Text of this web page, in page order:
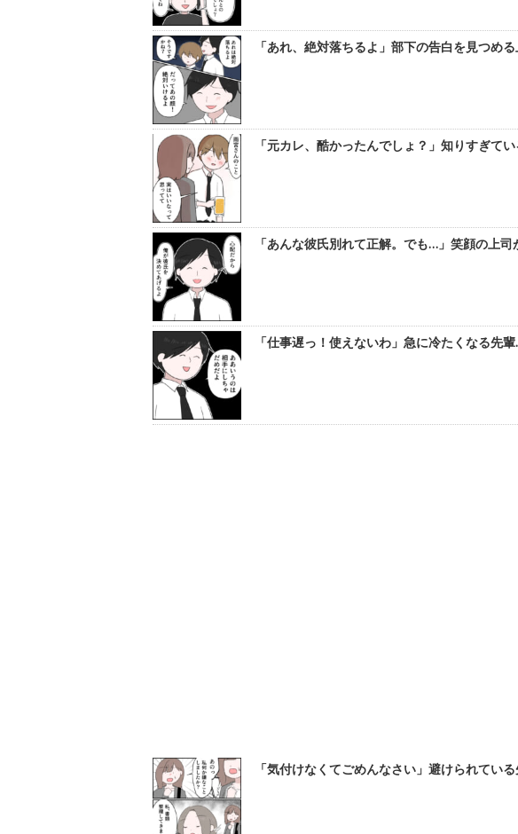
「あれ、絶対落ちるよ」部下の告白を見つめ
「元カレ、酷かったんでしょ？」知りすぎ
「あんな彼氏別れて正解。でも…」笑顔の上
「仕事遅っ！使えないわ」急に冷たくなる先
「気付けなくてごめんなさい」避けられてい